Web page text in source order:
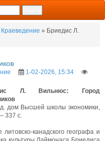
Краеведение » Бриедис Л.
1-02-2026, 15:34
Л. Вильнюс: Город
дом Высшей школы экономики,
337 с.
литовско-канадского географа и